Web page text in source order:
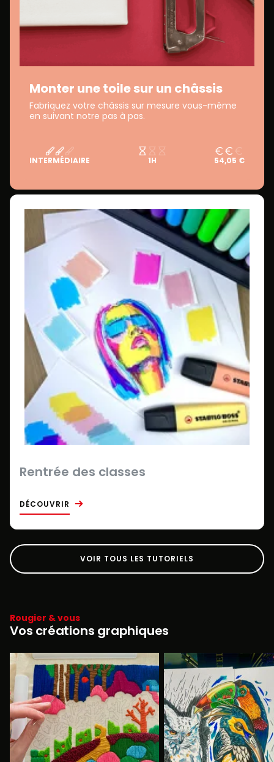
Monter une toile sur un châssis
Fabriquez votre châssis sur mesure vous-même
en suivant notre pas à pas.
INTERMÉDIAIRE 1H 54,05 €
Rentrée des classes
DÉCOUVRIR
VOIR TOUS LES TUTORIELS
Rougier & vous
Vos créations graphiques